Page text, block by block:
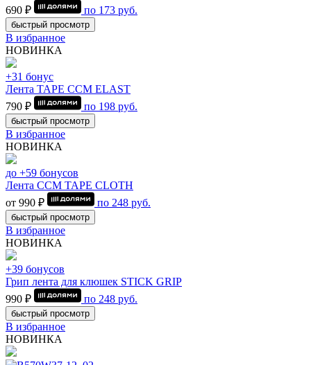
690 ₽
по 173 руб.
быстрый просмотр
В избранное
НОВИНКА
+31 бонус
Лента TAPE CCM ELAST
790 ₽
по 198 руб.
быстрый просмотр
В избранное
НОВИНКА
до +59 бонусов
Лента CCM TAPE CLOTH
от 990 ₽
по 248 руб.
быстрый просмотр
В избранное
НОВИНКА
+39 бонусов
Грип лента для клюшек STICK GRIP
990 ₽
по 248 руб.
быстрый просмотр
В избранное
НОВИНКА